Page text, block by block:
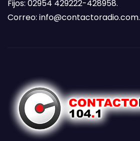
Fijos: 02954 429222-428958.
Correo: info@contactoradio.com.